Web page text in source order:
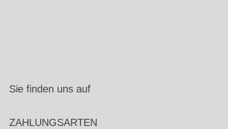
Sie finden uns auf
ZAHLUNGSARTEN